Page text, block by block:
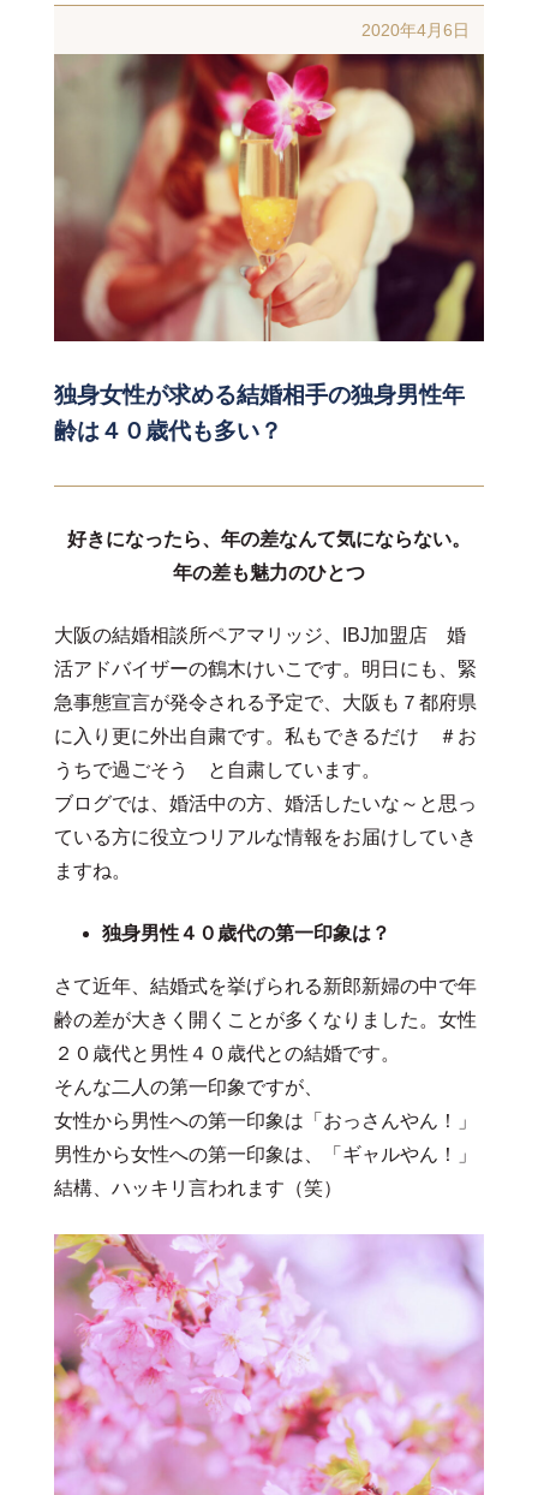
2020年4月6日
独身女性が求める結婚相手の独身男性年
齢は４０歳代も多い？
好きになったら、年の差なんて気にならない。
年の差も魅力のひとつ
大阪の結婚相談所ペアマリッジ、IBJ加盟店 婚
活アドバイザーの鶴木けいこです。明日にも、緊
急事態宣言が発令される予定で、大阪も７都府県
に入り更に外出自粛です。私もできるだけ ＃お
うちで過ごそう と自粛しています。
ブログでは、婚活中の方、婚活したいな～と思っ
ている方に役立つリアルな情報をお届けしていき
ますね。
独身男性４０歳代の第一印象は？
さて近年、結婚式を挙げられる新郎新婦の中で年
齢の差が大きく開くことが多くなりました。女性
２０歳代と男性４０歳代との結婚です。
そんな二人の第一印象ですが、
女性から男性への第一印象は「おっさんやん！」
男性から女性への第一印象は、「ギャルやん！」
結構、ハッキリ言われます（笑）